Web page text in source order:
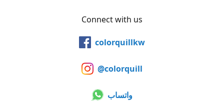
Connect with us
colorquillkw
@colorquill
واتساب